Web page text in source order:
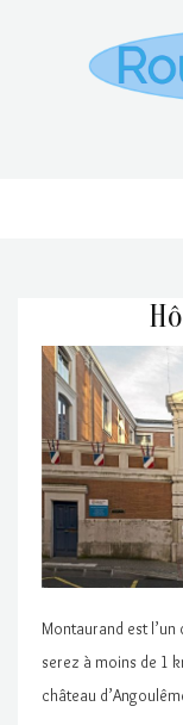
Montaurand est l’un
serez à moins de 1
château